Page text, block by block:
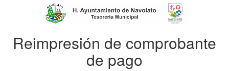
Reimpresión de comprobante
de pago